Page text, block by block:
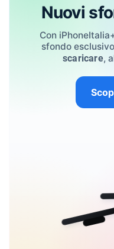
Nuovi
Con
sfondo
scaricare,